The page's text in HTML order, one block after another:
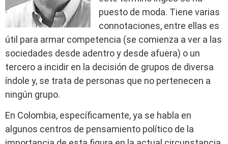
puesto de moda. Tiene varias
connotaciones, entre ellas es
útil para armar competencia (se comienza a ver a las
sociedades desde adentro y desde afuera) o un
tercero a incidir en la decisión de grupos de diversa
índole y, se trata de personas que no pertenecen a
ningún grupo.
En Colombia, específicamente, ya se habla en
algunos centros de pensamiento político de la